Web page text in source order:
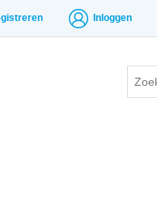
Inloggen